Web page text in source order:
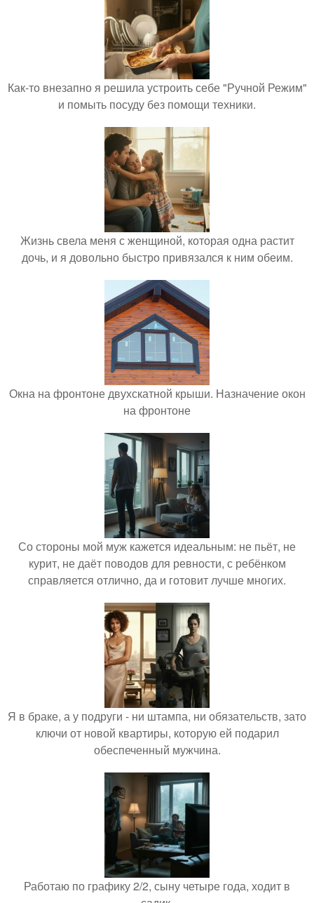
Как-то внезапно я решила устроить себе "Ручной Режим"
и помыть посуду без помощи техники.
Жизнь свела меня с женщиной, которая одна растит
дочь, и я довольно быстро привязался к ним обеим.
Окна на фронтоне двухскатной крыши. Назначение окон
на фронтоне
Со стороны мой муж кажется идеальным: не пьёт, не
курит, не даёт поводов для ревности, с ребёнком
справляется отлично, да и готовит лучше многих.
Я в браке, а у подруги - ни штампа, ни обязательств, зато
ключи от новой квартиры, которую ей подарил
обеспеченный мужчина.
Работаю по графику 2/2, сыну четыре года, ходит в